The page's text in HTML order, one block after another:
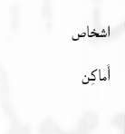
اشخاص
أَماكِن